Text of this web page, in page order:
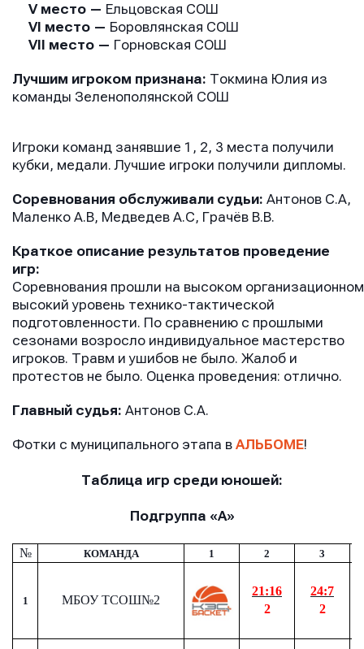
V место — Ельцовская СОШ
VI место — Боровлянская СОШ
VII место — Горновская СОШ
Лучшим игроком признана: Токмина Юлия из
команды Зеленополянской СОШ
Игроки команд занявшие 1, 2, 3 места получили
кубки, медали. Лучшие игроки получили дипломы.
Соревнования обслуживали судьи: Антонов С.А,
Маленко А.В, Медведев А.С, Грачёв В.В.
Краткое описание результатов проведение
игр:
Соревнования прошли на высоком
высокий уровень технико-тактической
подготовленности. По сравнению с прошлыми
сезонами возросло индивидуальное мастерство
игроков. Травм и ушибов не было. Жалоб и
протестов не было. Оценка проведения: отлично.
Главный судья: Антонов С.А.
Фотки с муниципального этапа в АЛЬБОМЕ!
Таблица игр среди юношей:
Подгруппа «А»
№ КОМАНДА 1 2 3
1 МБОУ ТСОШ№2
21:16
2
24:7
2